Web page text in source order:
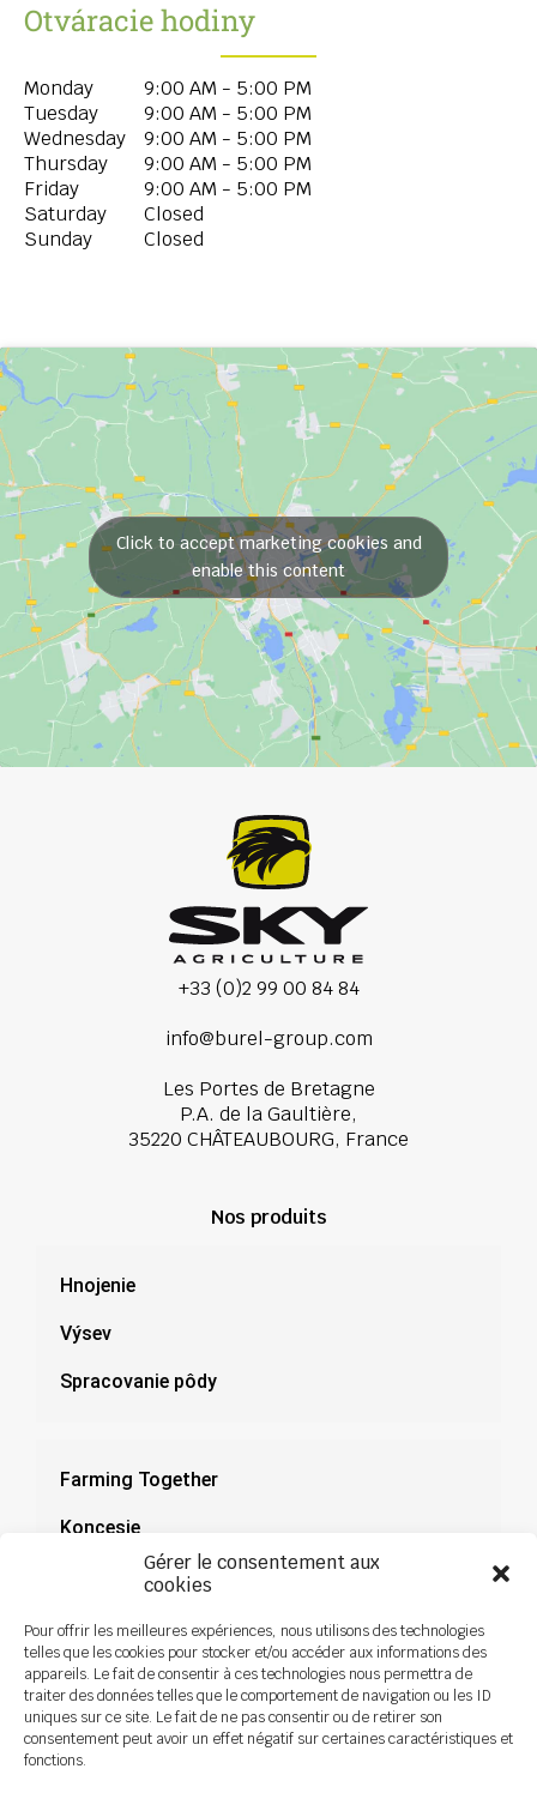
Gérer le consentement aux
cookies
Pour offrir les meilleures expériences, nous utilisons des technologies
telles que les cookies pour stocker et/ou accéder aux informations des
appareils. Le fait de consentir à ces technologies nous permettra de
traiter des données telles que le comportement de navigation ou les ID
uniques sur ce site. Le fait de ne pas consentir ou de retirer son
consentement peut avoir un effet négatif sur certaines caractéristiques et
fonctions.
Otváracie hodiny
Monday
9:00 AM - 5:00 PM
Tuesday
9:00 AM - 5:00 PM
Wednesday
9:00 AM - 5:00 PM
Thursday
9:00 AM - 5:00 PM
Friday
9:00 AM - 5:00 PM
Saturday
Closed
Sunday
Closed
Click to accept marketing cookies and
enable this content
+33 (0)2 99 00 84 84
info@burel-group.com
Les Portes de Bretagne
P.A. de la Gaultière,
35220 CHÂTEAUBOURG, France
Nos produits
Hnojenie
Výsev
Spracovanie pôdy
Farming Together
Koncesie
Dokumentácia
Novinky